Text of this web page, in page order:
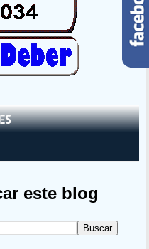
este blog